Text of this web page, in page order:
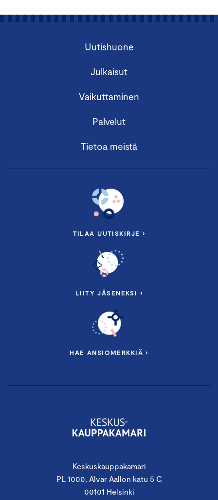
Keskuskauppakamari
PL 1000, Alvar Aallon katu 5 C
00101 Helsinki
Uutishuone
Julkaisut
Vaikuttaminen
Palvelut
Tietoa meistä
TILAA UUTISKIRJE ›
LIITY JÄSENEKSI ›
HAE ANSIOMERKKIÄ ›